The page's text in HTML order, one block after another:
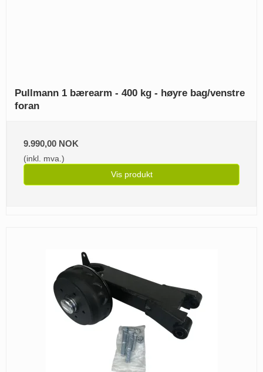
Pullmann 1 bærearm - 400 kg - høyre bag/venstre
foran
9.990,00 NOK
(inkl. mva.)
Vis produkt